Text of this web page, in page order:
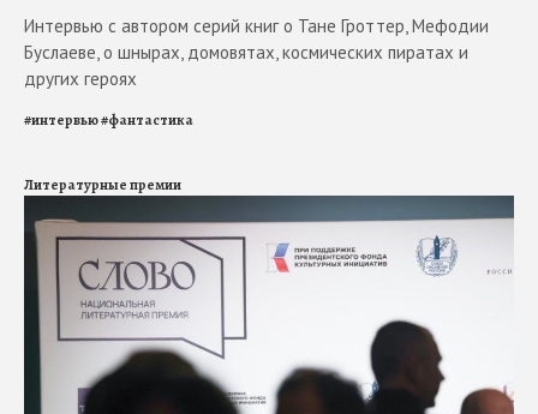
Интервью с автором серий книг о Тане Гроттер, Мефодии
Буслаеве, о шнырах, домовятах, космических пиратах и
других героях
#интервью#фантастика
Литературные премии